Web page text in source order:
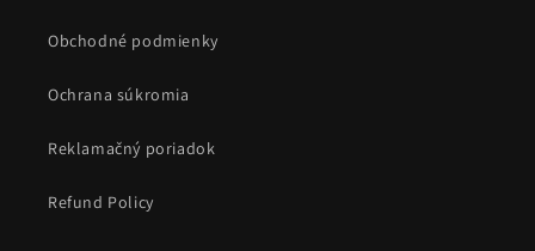
Obchodné podmienky
Ochrana súkromia
Reklamačný poriadok
Refund Policy